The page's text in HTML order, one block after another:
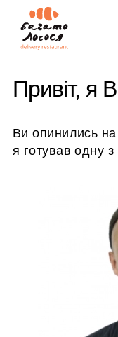
Привіт, я
Ви опинились на
я готував одну